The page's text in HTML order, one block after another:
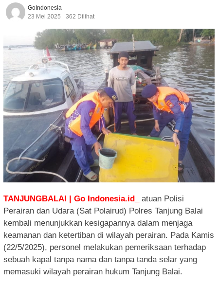
GoIndonesia
23 Mei 2025
362 Dilihat
TANJUNGBALAI | Go Indonesia.id_
atuan Polisi
Perairan dan Udara (Sat Polairud) Polres Tanjung Balai
kembali menunjukkan kesigapannya dalam menjaga
keamanan dan ketertiban di wilayah perairan. Pada Kamis
(22/5/2025), personel melakukan pemeriksaan terhadap
sebuah kapal tanpa nama dan tanpa tanda selar yang
memasuki wilayah perairan hukum Tanjung Balai.